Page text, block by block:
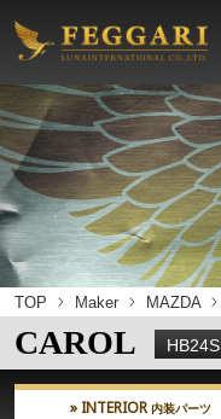
TOP Maker MAZDA
CAROL HB24S
» INTERIOR 内装パーツ